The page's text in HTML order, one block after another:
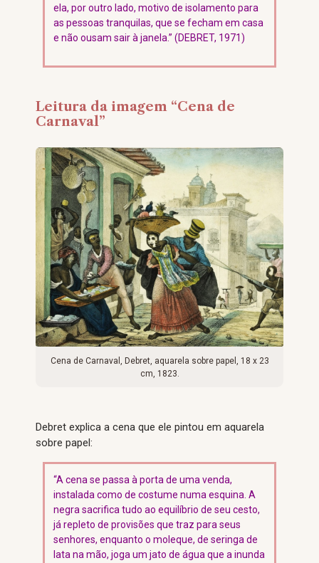
ela, por outro lado, motivo de isolamento para
as pessoas tranquilas, que se fecham em casa
e não ousam sair à janela.” (DEBRET, 1971)
Leitura da imagem “Cena de
Carnaval”
Cena de Carnaval, Debret, aquarela sobre papel, 18 x 23
cm, 1823.
Debret explica a cena que ele pintou em aquarela
sobre papel:
“A cena se passa à porta de uma venda,
instalada como de costume numa esquina. A
negra sacrifica tudo ao equilíbrio de seu cesto,
já repleto de provisões que traz para seus
senhores, enquanto o moleque, de seringa de
lata na mão, joga um jato de água que a inunda